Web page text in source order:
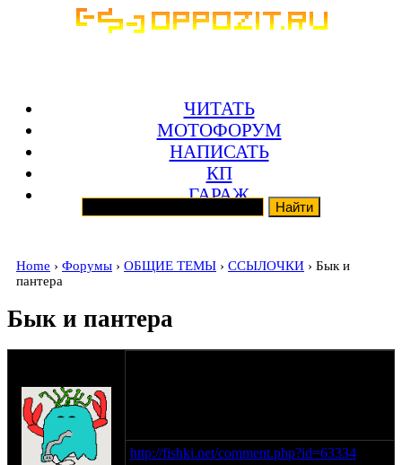
ЧИТАТЬ
МОТОФОРУМ
НАПИСАТЬ
КП
ГАРАЖ
Home › Форумы › ОБЩИЕ ТЕМЫ › ССЫЛОЧКИ › Бык и
пантера
Бык и пантера
http://fishki.net/comment.php?id=63334